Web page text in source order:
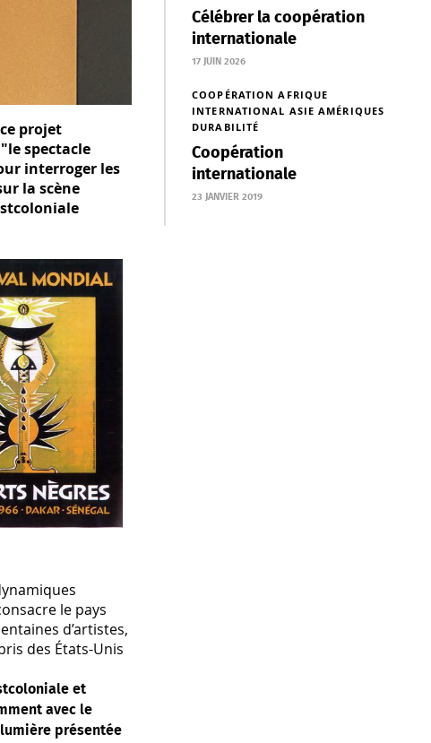
projet
spectacle
interroger les
la scène
le pays
d’artistes,
des États-Unis
et
avec le
présentée
Célébrer la coopération
internationale
17 JUIN 2026
COOPÉRATION AFRIQUE
INTERNATIONAL ASIE AMÉRIQUES
DURABILITÉ
Coopération
internationale
23 JANVIER 2019